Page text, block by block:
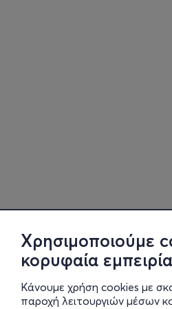
Χρησιμοποιούμε
κορυφαία
Κάνουμε χρήση cookies με
παροχή λειτουργιών μέσων